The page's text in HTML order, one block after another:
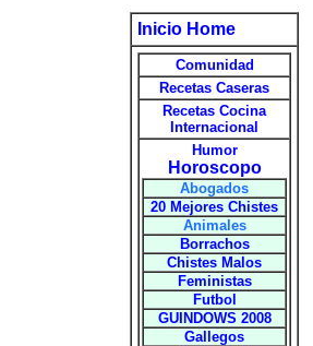
Inicio Home
Comunidad
Recetas Caseras
Recetas Cocina
Internacional
Humor
Horoscopo
Abogados
20 Mejores Chistes
Animales
Borrachos
Chistes Malos
Feministas
Futbol
GUINDOWS 2008
Gallegos